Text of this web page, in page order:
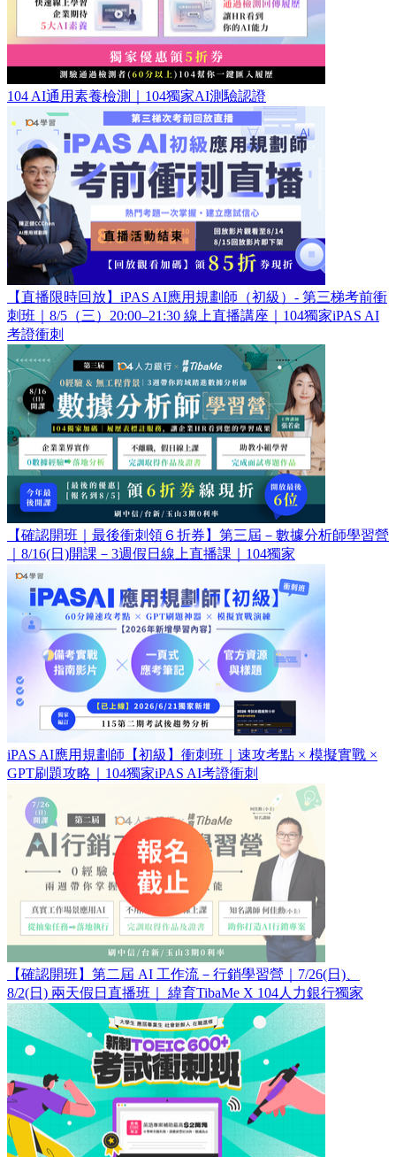
104 AI通用素養檢測｜104獨家AI測驗認證
【直播限時回放】iPAS AI應用規劃師（初級）- 第三梯考前衝
刺班｜8/5（三）20:00–21:30 線上直播講座｜104獨家iPAS AI
考證衝刺
【確認開班｜最後衝刺領６折券】第三屆－數據分析師學習營
｜8/16(日)開課－3週假日線上直播課｜104獨家
iPAS AI應用規劃師【初級】衝刺班｜速攻考點 × 模擬實戰 ×
GPT刷題攻略｜104獨家iPAS AI考證衝刺
【確認開班】第二屆 AI 工作流－行銷學習營｜7/26(日)、
8/2(日) 兩天假日直播班｜ 緯育TibaMe X 104人力銀行獨家